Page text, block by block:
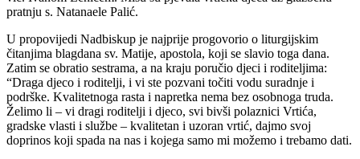
pratnju s. Natanaele Palić.
U propovijedi Nadbiskup je najprije progovorio o liturgijskim
čitanjima blagdana sv. Matije, apostola, koji se slavio toga dana.
Zatim se obratio sestrama, a na kraju poručio djeci i roditeljima:
“Draga djeco i roditelji, i vi ste pozvani točiti vodu suradnje i
podrške. Kvalitetnoga rasta i napretka nema bez osobnoga truda.
Želimo li – vi dragi roditelji i djeco, svi bivši polaznici Vrtića,
gradske vlasti i službe – kvalitetan i uzoran vrtić, dajmo svoj
doprinos koji spada na nas i kojega samo mi možemo i trebamo dati.